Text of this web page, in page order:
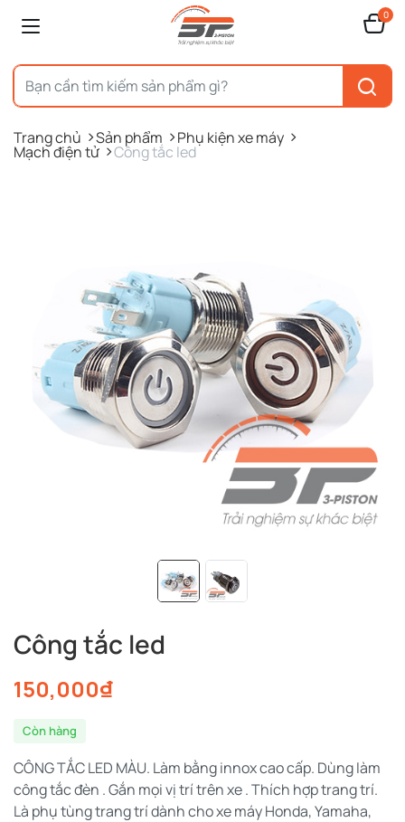
0
Trang chủ Sản phẩm Phụ kiện xe máy
Mạch điện tử Công tắc led
Công tắc led
150,000₫
Còn hàng
CÔNG TẮC LED MÀU. Làm bằng innox cao cấp. Dùng làm
công tắc đèn . Gắn mọi vị trí trên xe . Thích hợp trang trí.
Là phụ tùng trang trí dành cho xe máy Honda, Yamaha,